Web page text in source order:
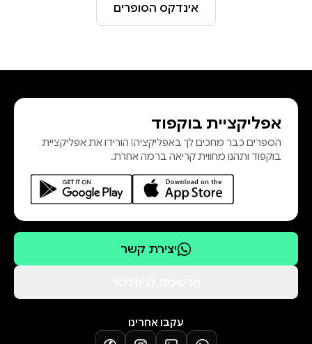
אינדקס הסופרים
אפליקציית בוקפוד
הספרים כבר מחכים לך באפליקציה! הורידו את אפליקציית
בוקפוד ותהנו מחווית קריאה ברמה אחרת.
יצירת קשר
עקבו אחרינו